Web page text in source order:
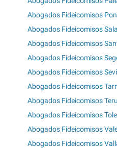
Abogados Fideicomisos
Abogados Fideicomisos
Abogados Fideicomisos
Abogados Fideicomisos
Abogados Fideicomisos
Abogados Fideicomisos
Abogados Fideicomisos
Abogados Fideicomisos
Abogados Fideicomisos
Abogados Fideicomisos